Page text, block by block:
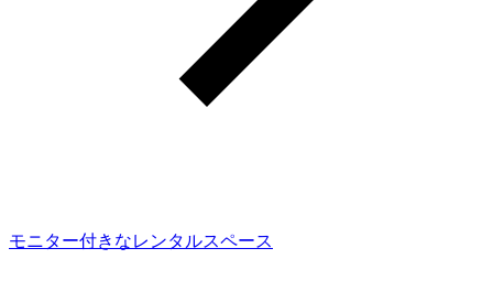
モニター付きなレンタルスペース